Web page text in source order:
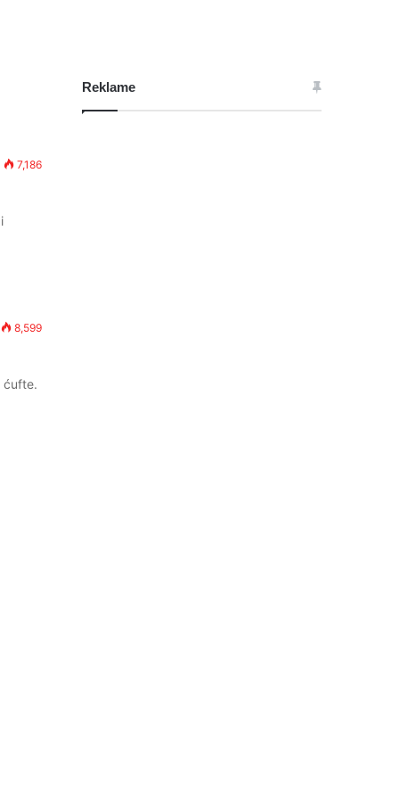
7,186
8,599
ćufte.
Reklame